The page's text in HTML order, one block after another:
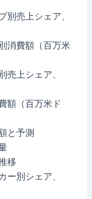
別売上シェア、
消費額（百万米
売上シェア、
額（百万米ド
と予測
移
ー別シェア、